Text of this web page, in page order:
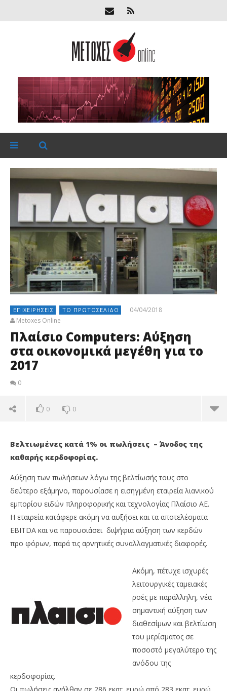
ΕΠΙΧΕΙΡΉΣΕΙΣ ΤΟ ΠΡΩΤΟΣΈΛΙΔΟ
04/04/2018
Metoxes Online
Πλαίσιο Computers: Αύξηση
στα οικονομικά μεγέθη για το
2017
0
0 0
Πλαίσιο Computers: Αύξηση στα οικονομικά
04/04/2018
Metoxes
Online
Βελτιωμένες κατά 1% οι πωλήσεις – Άνοδος της
καθαρής κερδοφορίας.
Αύξηση των πωλήσεων λόγω της βελτίωσής τους στο
δεύτερο εξάμηνο, παρουσίασε η εισηγμένη εταιρεία λιανικού
εμπορίου ειδών πληροφορικής και τεχνολογίας Πλαίσιο ΑΕ.
Η εταιρεία κατάφερε ακόμη να αυξήσει και τα αποτελέσματα
EBITDA και να παρουσιάσει διψήφια αύξηση των κερδών
προ φόρων, παρά τις αρνητικές συναλλαγματικές διαφορές.
Ακόμη, πέτυχε ισχυρές
λειτουργικές ταμειακές
ροές με παράλληλη, νέα
σημαντική αύξηση των
διαθεσίμων και βελτίωση
του μερίσματος σε
ποσοστό μεγαλύτερο της
ανόδου της
κερδοφορίας.
Οι πωλήσεις ανήλθαν σε 286 εκατ. ευρώ από 283 εκατ. ευρώ